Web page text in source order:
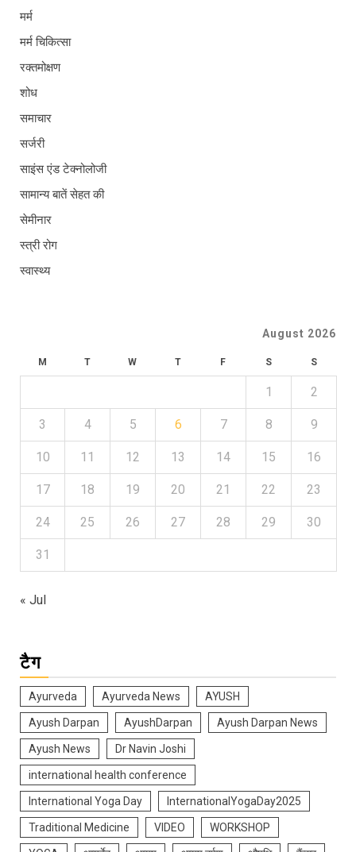
मर्म
मर्म चिकित्सा
रक्तमोक्षण
शोध
समाचार
सर्जरी
साइंस एंड टेक्नोलोजी
सामान्य बातें सेहत की
सेमीनार
स्त्री रोग
स्वास्थ्य
August 2026
M T W T F S S
1 2
3 4 5 6 7 8 9
10 11 12 13 14 15 16
17 18 19 20 21 22 23
24 25 26 27 28 29 30
31
« Jul
टैग
Ayurveda Ayurveda News AYUSH
Ayush Darpan AyushDarpan Ayush Darpan News
Ayush News Dr Navin Joshi
international health conference
International Yoga Day InternationalYogaDay2025
Traditional Medicine VIDEO WORKSHOP